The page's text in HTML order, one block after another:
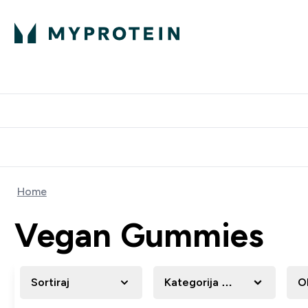
Home
Vegan Gummies
Sortiraj Kategorija Proizvoda